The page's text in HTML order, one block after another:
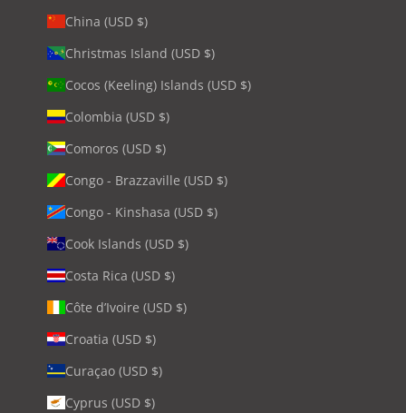
China (USD $)
Christmas Island (USD $)
Cocos (Keeling) Islands (USD $)
Colombia (USD $)
Comoros (USD $)
Congo - Brazzaville (USD $)
Congo - Kinshasa (USD $)
Cook Islands (USD $)
Costa Rica (USD $)
Côte d’Ivoire (USD $)
Croatia (USD $)
Curaçao (USD $)
Cyprus (USD $)